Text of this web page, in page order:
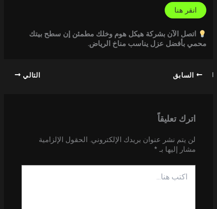
انقر هنا
اتصل الآن بشركة هيكل هوم وخلك مطمئن إن سطح بيتك
محمي بأفضل عزل يناسب مناخ الرياض.
السابق التالي
اترك تعليقاً
لن يتم نشر عنوان بريدك الإلكتروني. الحقول الإلزامية
مشار إليها بـ *
هنا...